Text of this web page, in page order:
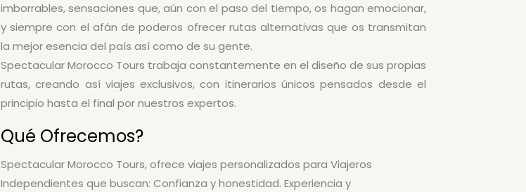
imborrables, sensaciones que, aún con el paso del tiempo, os hagan emocionar,
y siempre con el afán de poderos ofrecer rutas alternativas que os transmitan
la mejor esencia del país así como de su gente.
Spectacular Morocco Tours trabaja constantemente en el diseño de sus propias
rutas, creando así viajes exclusivos, con itinerarios únicos pensados desde el
principio hasta el final por nuestros expertos.
Qué Ofrecemos?
Spectacular Morocco Tours, ofrece viajes personalizados para Viajeros
Independientes que buscan: Confianza y honestidad. Experiencia y